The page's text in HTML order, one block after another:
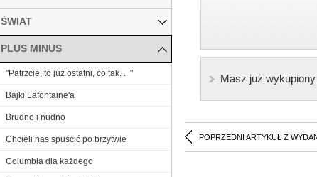
Masz już
POPRZEDNI ARTYKUŁ Z
ŚWIAT
PLUS MINUS
"Patrzcie, to już ostatni, co tak. .. "
Bajki Lafontaine'a
Brudno i nudno
Chcieli nas spuścić po brzytwie
Columbia dla każdego